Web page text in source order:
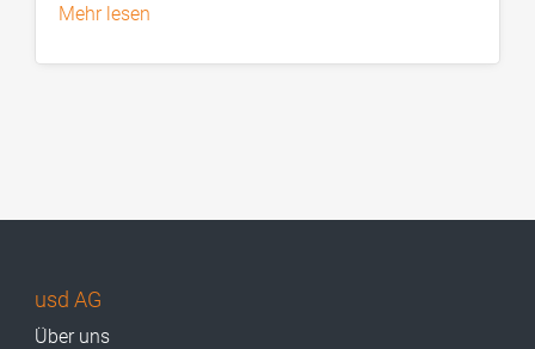
mehr lesen
usd AG
Über uns